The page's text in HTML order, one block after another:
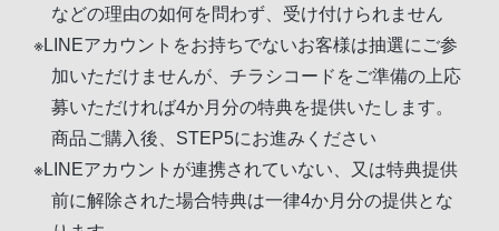
などの理由の如何を問わず、受け付けられません
※LINEアカウントをお持ちでないお客様は抽選にご参
加いただけませんが、チラシコードをご準備の上応
募いただければ4か月分の特典を提供いたします。
商品ご購入後、STEP5にお進みください
※LINEアカウントが連携されていない、又は特典提供
前に解除された場合特典は一律4か月分の提供とな